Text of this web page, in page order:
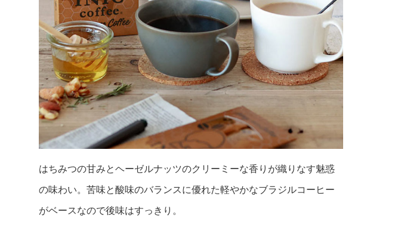
はちみつの甘みとヘーゼルナッツのクリーミーな香りが織りなす魅惑
の味わい。苦味と酸味のバランスに優れた軽やかなブラジルコーヒー
がベースなので後味はすっきり。